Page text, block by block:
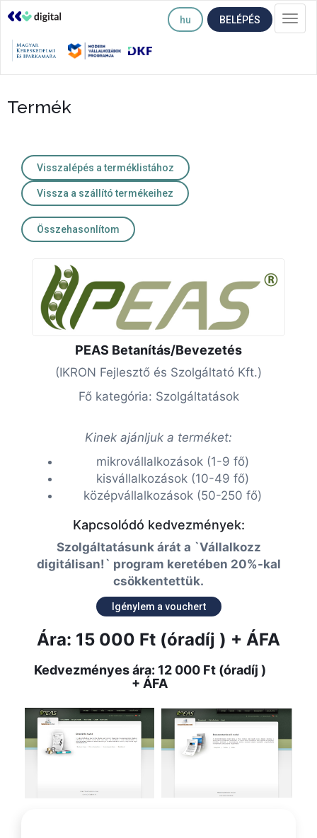
hu BELÉPÉS
Termék
Visszalépés a terméklistához
Vissza a szállító termékeihez
Összehasonlítom
PEAS Betanítás/Bevezetés
(IKRON Fejlesztő és Szolgáltató Kft.)
Fő kategória: Szolgáltatások
Kinek ajánljuk a terméket:
mikrovállalkozások (1-9 fő)
kisvállalkozások (10-49 fő)
középvállalkozások (50-250 fő)
Kapcsolódó kedvezmények:
Szolgáltatásunk árát a `Vállalkozz
digitálisan!` program keretében 20%-kal
csökkentettük.
Igénylem a vouchert
Ára: 15 000 Ft (óradíj ) + ÁFA
Kedvezményes ára: 12 000 Ft (óradíj )
+ ÁFA